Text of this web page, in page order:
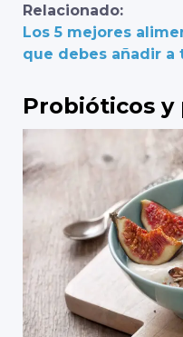
Relacionado:
Los 5 mejores
que debes añadir a
Probióticos